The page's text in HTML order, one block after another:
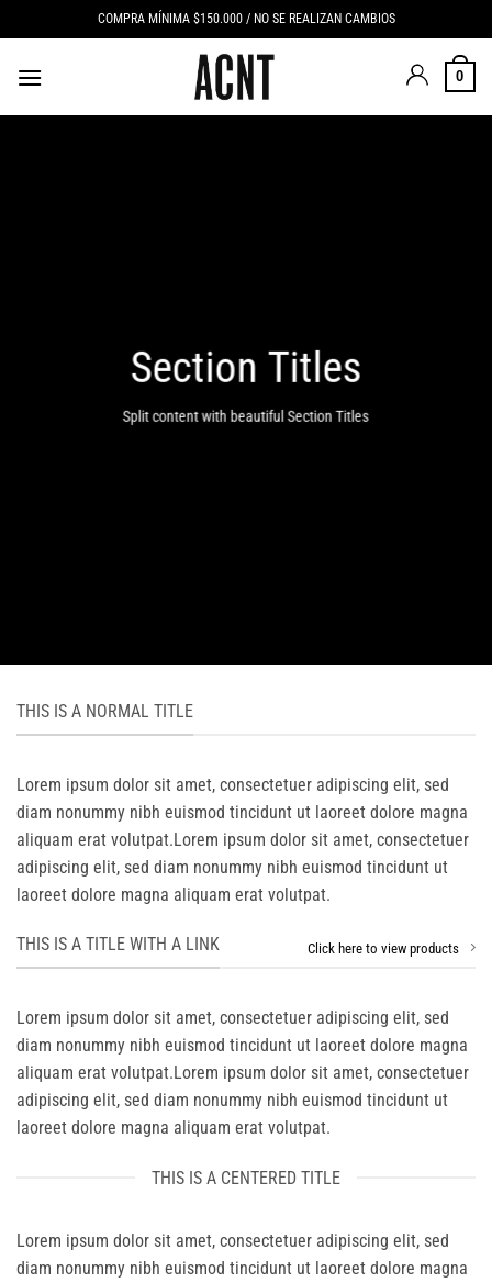
al
contenido
COMPRA MÍNIMA $150.000 / NO SE REALIZAN CAMBIOS
0
Section Titles
Split content with beautiful Section Titles
THIS IS A NORMAL TITLE
Lorem ipsum dolor sit amet, consectetuer adipiscing elit, sed
diam nonummy nibh euismod tincidunt ut laoreet dolore magna
aliquam erat volutpat.Lorem ipsum dolor sit amet, consectetuer
adipiscing elit, sed diam nonummy nibh euismod tincidunt ut
laoreet dolore magna aliquam erat volutpat.
THIS IS A TITLE WITH A LINK Click here to view products
Lorem ipsum dolor sit amet, consectetuer adipiscing elit, sed
diam nonummy nibh euismod tincidunt ut laoreet dolore magna
aliquam erat volutpat.Lorem ipsum dolor sit amet, consectetuer
adipiscing elit, sed diam nonummy nibh euismod tincidunt ut
laoreet dolore magna aliquam erat volutpat.
THIS IS A CENTERED TITLE
Lorem ipsum dolor sit amet, consectetuer adipiscing elit, sed
diam nonummy nibh euismod tincidunt ut laoreet dolore magna